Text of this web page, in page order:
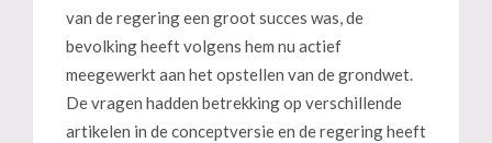
van de regering een groot succes was, de
bevolking heeft volgens hem nu actief
meegewerkt aan het opstellen van de grondwet.
De vragen hadden betrekking op verschillende
artikelen in de conceptversie en de regering heeft